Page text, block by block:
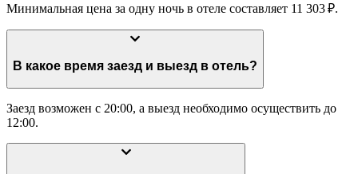
Минимальная цена за одну ночь в отеле составляет 11 303 ₽.
В какое время заезд и выезд в отель?
Заезд возможен с 20:00, а выезд необходимо осуществить до
12:00.